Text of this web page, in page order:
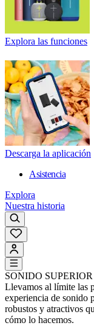
Explora las funciones
Descarga la aplicación
Asistencia
Explora
Nuestra historia
SONIDO SUPERIOR
Llevamos al límite las
experiencia de sonido
robustos y atractivos
cómo lo hacemos.